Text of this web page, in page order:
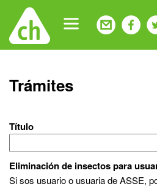
navigation
Back
to
Trámites
Título
Eliminación de insectos para
Si sos usuario o usuaria de ASSE,